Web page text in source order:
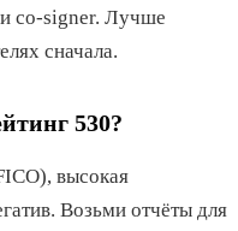
co-signer. Лучше
сначала.
530?
высокая
Возьми отчёты для